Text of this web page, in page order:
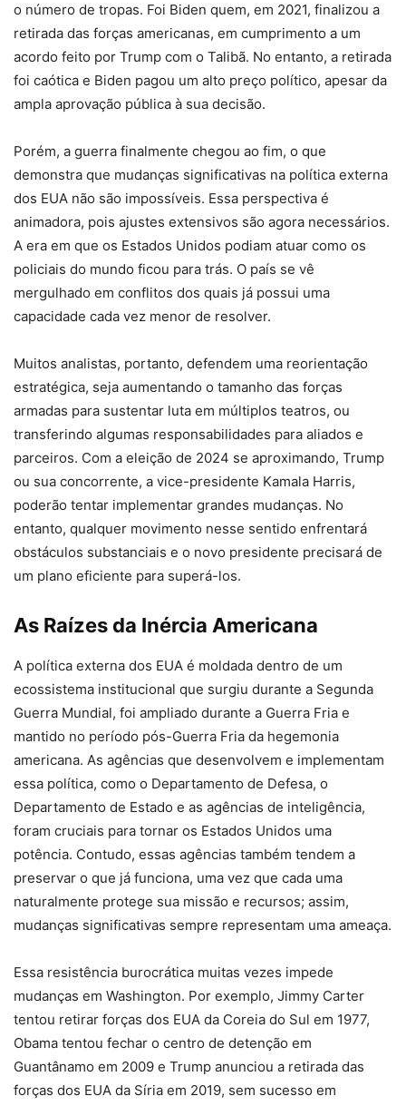
o número de tropas. Foi Biden quem, em 2021, finalizou a
retirada das forças americanas, em cumprimento a um
acordo feito por Trump com o Talibã. No entanto, a retirada
foi caótica e Biden pagou um alto preço político, apesar da
ampla aprovação pública à sua decisão.
Porém, a guerra finalmente chegou ao fim, o que
demonstra que mudanças significativas na política externa
dos EUA não são impossíveis. Essa perspectiva é
animadora, pois ajustes extensivos são agora necessários.
A era em que os Estados Unidos podiam atuar como os
policiais do mundo ficou para trás. O país se vê
mergulhado em conflitos dos quais já possui uma
capacidade cada vez menor de resolver.
Muitos analistas, portanto, defendem uma reorientação
estratégica, seja aumentando o tamanho das forças
armadas para sustentar luta em múltiplos teatros, ou
transferindo algumas responsabilidades para aliados e
parceiros. Com a eleição de 2024 se aproximando, Trump
ou sua concorrente, a vice-presidente Kamala Harris,
poderão tentar implementar grandes mudanças. No
entanto, qualquer movimento nesse sentido enfrentará
obstáculos substanciais e o novo presidente precisará de
um plano eficiente para superá-los.
As Raízes da Inércia Americana
A política externa dos EUA é moldada dentro de um
ecossistema institucional que surgiu durante a Segunda
Guerra Mundial, foi ampliado durante a Guerra Fria e
mantido no período pós-Guerra Fria da hegemonia
americana. As agências que desenvolvem e implementam
essa política, como o Departamento de Defesa, o
Departamento de Estado e as agências de inteligência,
foram cruciais para tornar os Estados Unidos uma
potência. Contudo, essas agências também tendem a
preservar o que já funciona, uma vez que cada uma
naturalmente protege sua missão e recursos; assim,
mudanças significativas sempre representam uma ameaça.
Essa resistência burocrática muitas vezes impede
mudanças em Washington. Por exemplo, Jimmy Carter
tentou retirar forças dos EUA da Coreia do Sul em 1977,
Obama tentou fechar o centro de detenção em
Guantânamo em 2009 e Trump anunciou a retirada das
forças dos EUA da Síria em 2019, sem sucesso em